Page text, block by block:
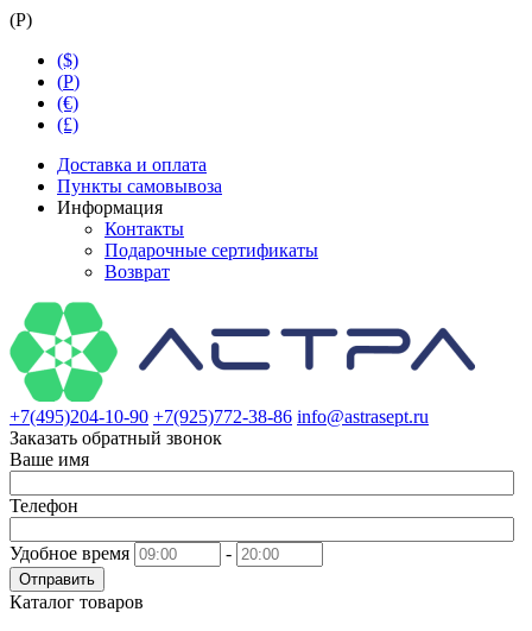
(Р)
($)
(Р)
(€)
(£)
Доставка и оплата
Пункты самовывоза
Информация
Контакты
Подарочные сертификаты
Возврат
+7(495)204-10-90 +7(925)772-38-86 info@astrasept.ru
Заказать обратный звонок
Ваше имя
Телефон
Удобное время -
Отправить
Каталог товаров